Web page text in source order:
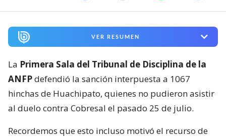
VER RESUMEN
La Primera Sala del Tribunal de Disciplina de la
ANFPdefendió la sanción interpuesta a 1067
hinchas de Huachipato, quienes no pudieron asistir
al duelo contra Cobresal el pasado 25 de julio.
Recordemos que esto incluso motivó el recurso de